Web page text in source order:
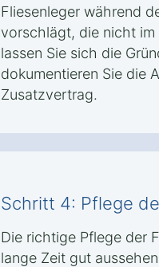
Fliesenleger während
vorschlägt, die nicht
lassen Sie sich die
dokumentieren Sie die
Zusatzvertrag.
Schritt 4: Pflege
Die richtige Pflege der
lange Zeit gut